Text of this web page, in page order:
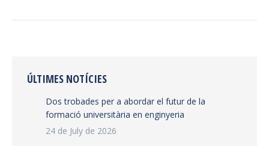
ÚLTIMES NOTÍCIES
Dos trobades per a abordar el futur de la
formació universitària en enginyeria
24 de July de 2026